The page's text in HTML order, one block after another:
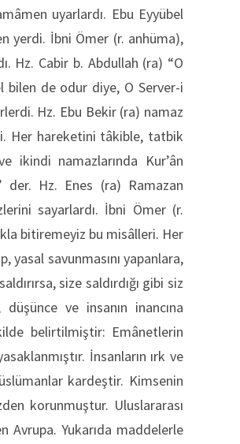
uyarlardı. Ebu Eyyübel
yerdi. İbni Ömer (r. anhüma),
Hz. Cabir b. Abdullah (ra) “O
bilen de odur diye, O Server-i
Hz. Ebu Bekir (ra) namaz
Her hareketini tâkible, tatbik
ikindi namazlarında Kur’ân
der. Hz. Enes (ra) Ramazan
sayarlardı. İbni Ömer (r.
bitiremeyiz bu misâlleri. Her
yasal savunmasını yapanlara,
size saldırdığı gibi siz
ve insanın inancına
belirtilmiştir: Emânetlerin
İnsanların ırk ve
kardeştir. Kimsenin
korunmuştur. Uluslararası
Avrupa. Yukarıda maddelerle